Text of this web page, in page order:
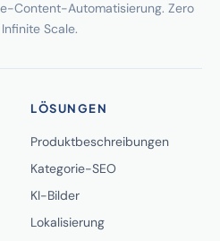
Content-Automatisierung. Zero
Scale.
LÖSUNGEN
Produktbeschreibungen
Kategorie-SEO
KI-Bilder
Lokalisierung